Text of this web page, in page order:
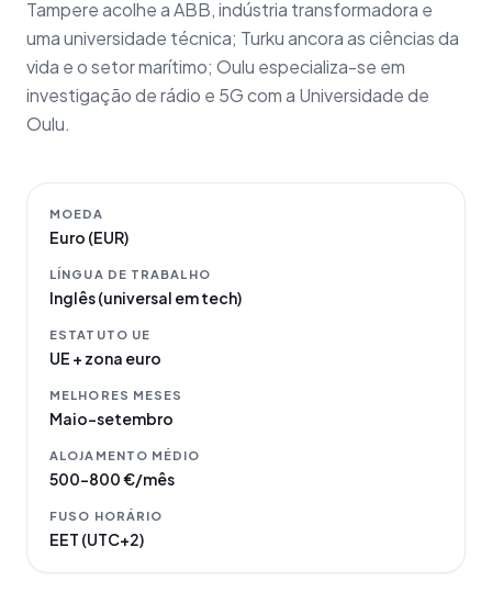
Tampere acolhe a ABB, indústria transformadora e
uma universidade técnica; Turku ancora as ciências da
vida e o setor marítimo; Oulu especializa-se em
investigação de rádio e 5G com a Universidade de
Oulu.
MOEDA
Euro (EUR)
LÍNGUA DE TRABALHO
Inglês (universal em tech)
ESTATUTO UE
UE + zona euro
MELHORES MESES
Maio–setembro
ALOJAMENTO MÉDIO
500–800 €/mês
FUSO HORÁRIO
EET (UTC+2)